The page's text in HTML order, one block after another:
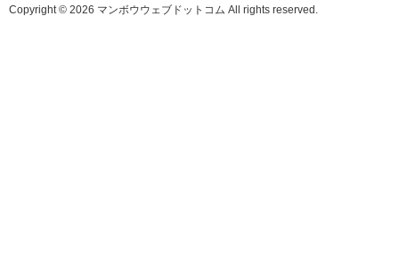
Copyright © 2026 マンボウウェブドットコム All rights reserved.